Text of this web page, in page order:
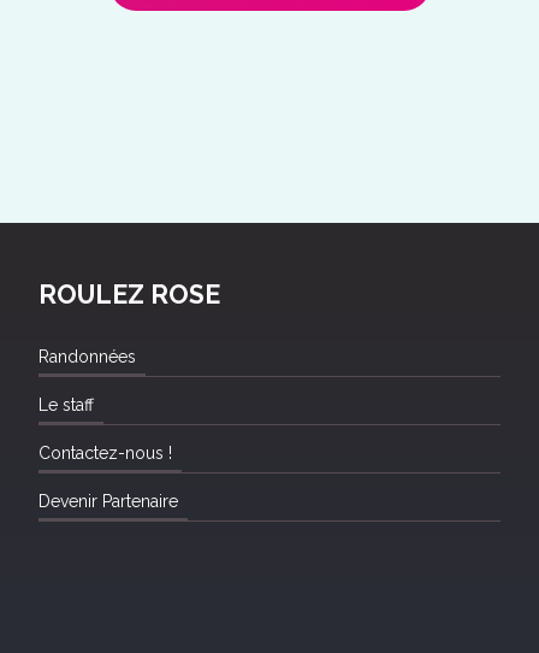
ROULEZ ROSE
Randonnées
Le staff
Contactez-nous !
Devenir Partenaire